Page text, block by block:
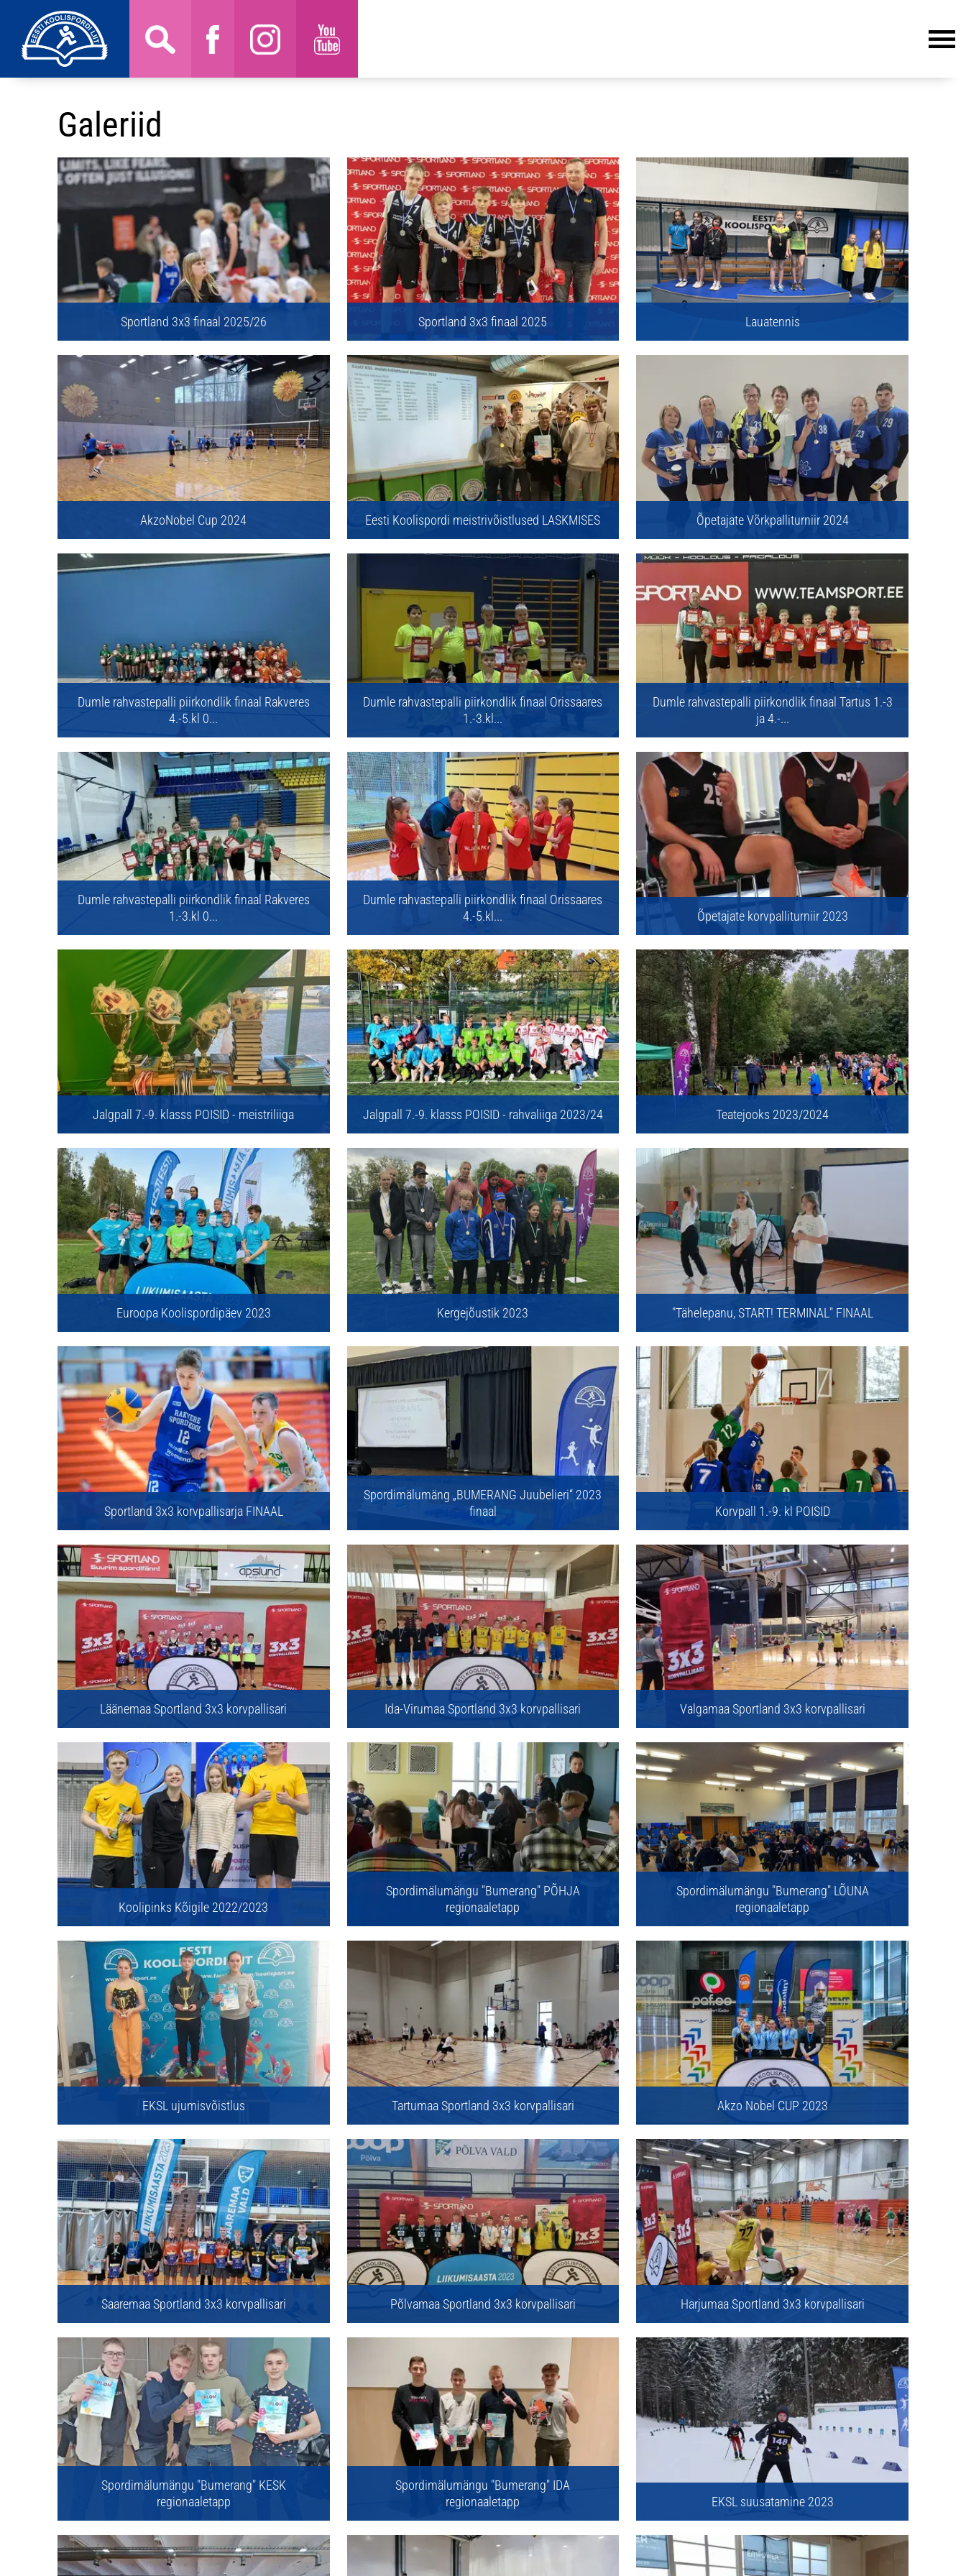
Galeriid
Sportland 3x3 finaal 2025/26 Sportland 3x3 finaal 2025 Lauatennis
AkzoNobel Cup 2024 Eesti Koolispordi meistrivõistlused LASKMISES Õpetajate Võrkpalliturniir 2024
Dumle rahvastepalli piirkondlik finaal Rakveres
4.-5.kl 0...
Dumle rahvastepalli piirkondlik finaal Orissaares
1.-3.kl...
Dumle rahvastepalli piirkondlik finaal Tartus 1.-3
ja 4.-...
Dumle rahvastepalli piirkondlik finaal Rakveres
1.-3.kl 0...
Dumle rahvastepalli piirkondlik finaal Orissaares
4.-5.kl...
Õpetajate korvpalliturniir 2023
Jalgpall 7.-9. klasss POISID - meistriliiga Jalgpall 7.-9. klasss POISID - rahvaliiga 2023/24 Teatejooks 2023/2024
Euroopa Koolispordipäev 2023 Kergejõustik 2023 "Tähelepanu, START! TERMINAL" FINAAL
Sportland 3x3 korvpallisarja FINAAL
Spordimälumäng „BUMERANG Juubelieri“ 2023
finaal
Korvpall 1.-9. kl POISID
Läänemaa Sportland 3x3 korvpallisari Ida-Virumaa Sportland 3x3 korvpallisari Valgamaa Sportland 3x3 korvpallisari
Koolipinks Kõigile 2022/2023
Spordimälumängu "Bumerang" PÕHJA
regionaaletapp
Spordimälumängu "Bumerang" LÕUNA
regionaaletapp
EKSL ujumisvõistlus Tartumaa Sportland 3x3 korvpallisari Akzo Nobel CUP 2023
Saaremaa Sportland 3x3 korvpallisari Põlvamaa Sportland 3x3 korvpallisari Harjumaa Sportland 3x3 korvpallisari
Spordimälumängu "Bumerang" KESK
regionaaletapp
Spordimälumängu "Bumerang" IDA
regionaaletapp
EKSL suusatamine 2023